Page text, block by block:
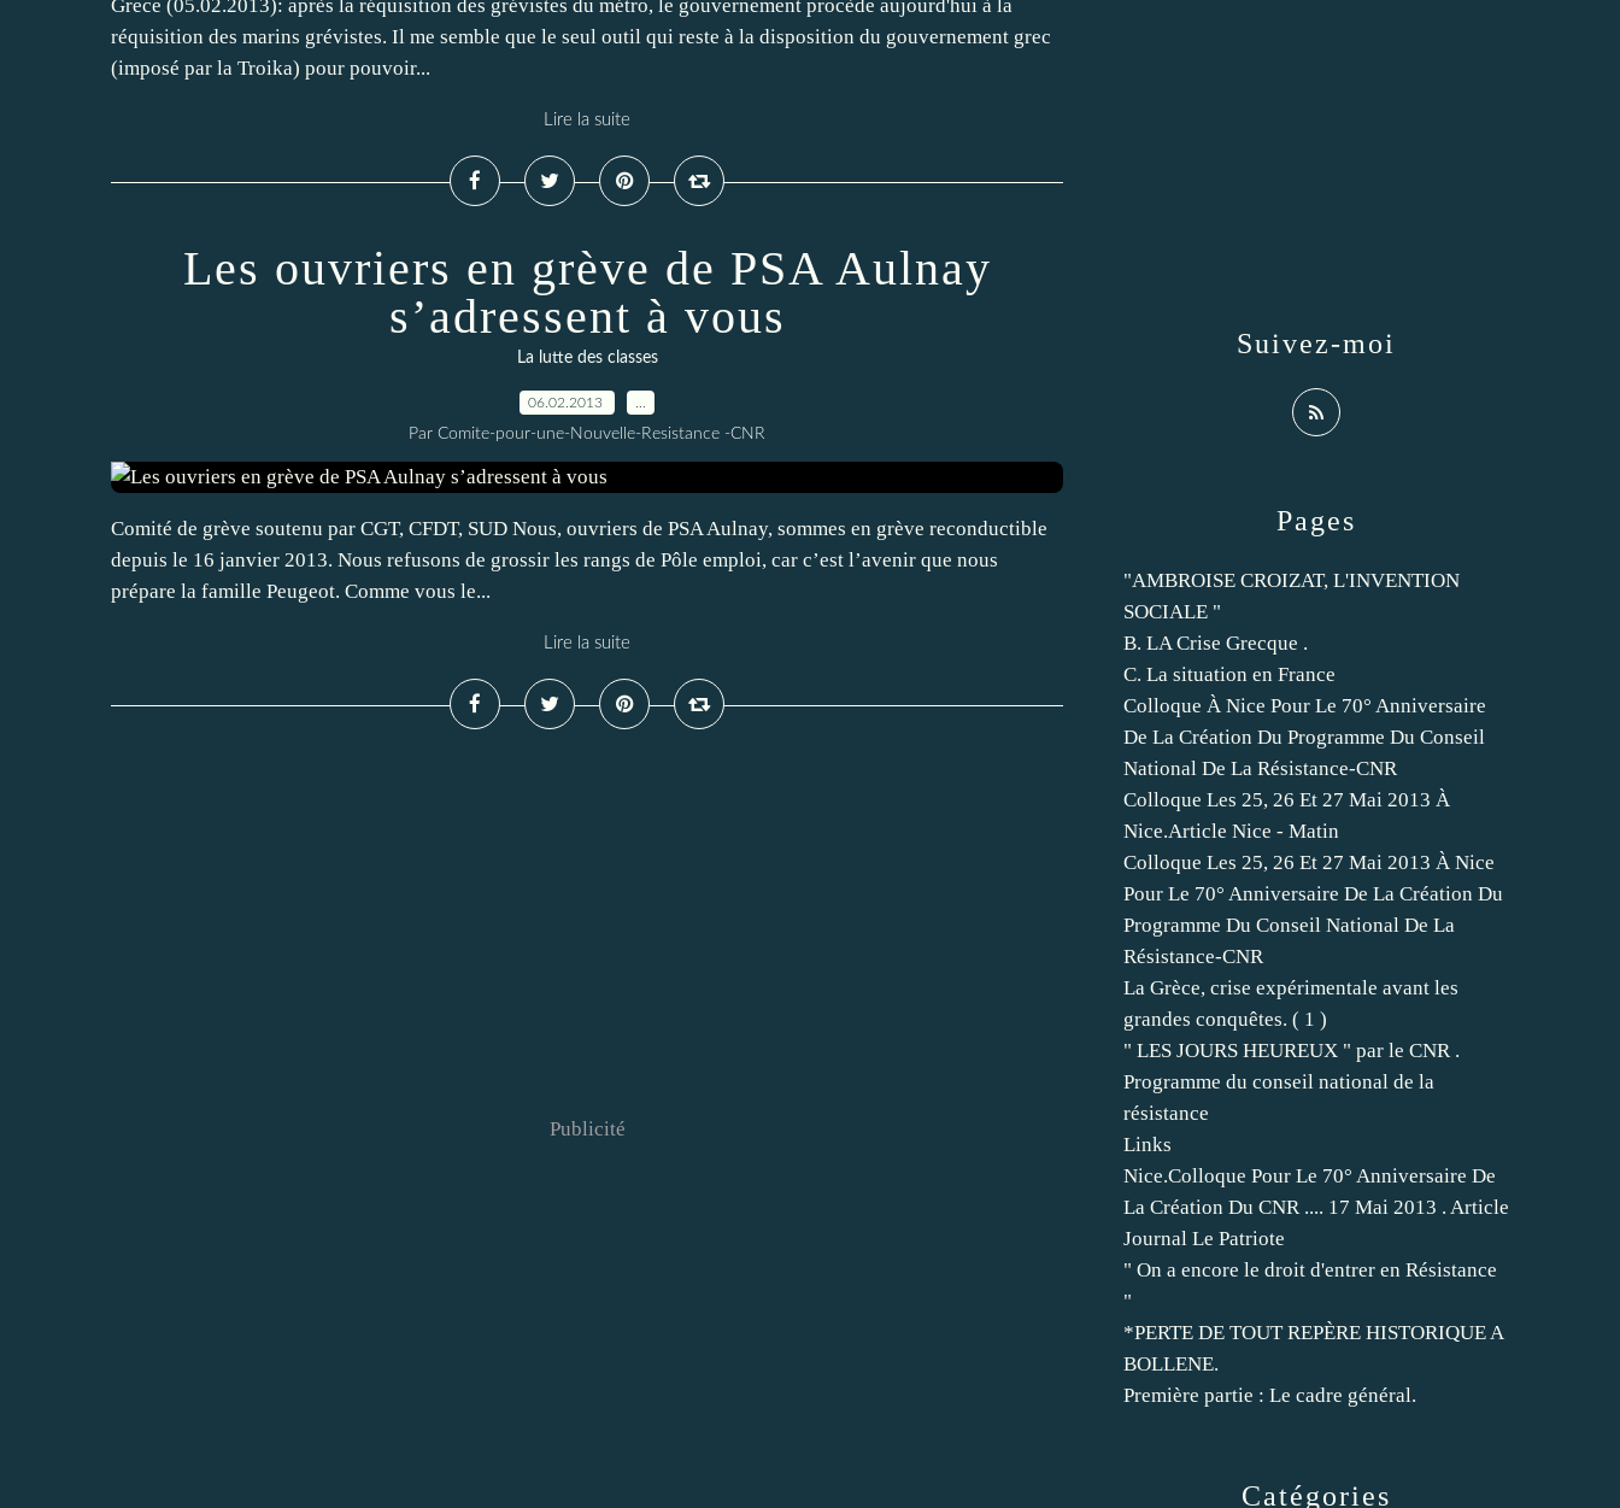
Grece (05.02.2013): après la réquisition des grévistes du métro, le gouvernement procède aujourd'hui à la
réquisition des marins grévistes. Il me semble que le seul outil qui reste à la disposition du gouvernement grec
(imposé par la Troika) pour pouvoir...
Lire la suite
Les ouvriers en grève de PSA Aulnay
s’adressent à vous
La lutte des classes
06.02.2013
Par Comite-pour-une-Nouvelle-Resistance -CNR
Comité de grève soutenu par CGT, CFDT, SUD Nous, ouvriers de PSA Aulnay, sommes en grève reconductible
depuis le 16 janvier 2013. Nous refusons de grossir les rangs de Pôle emploi, car c’est l’avenir que nous
prépare la famille Peugeot. Comme vous le...
Lire la suite
Publicité
Catégories
Pages
"AMBROISE CROIZAT, L'INVENTION
SOCIALE "
B. LA Crise Grecque .
C. La situation en France
Colloque À Nice Pour Le 70° Anniversaire
De La Création Du Programme Du Conseil
National De La Résistance-CNR
Colloque Les 25, 26 Et 27 Mai 2013 À
Nice.Article Nice - Matin
Colloque Les 25, 26 Et 27 Mai 2013 À Nice
Pour Le 70° Anniversaire De La Création Du
Programme Du Conseil National De La
Résistance-CNR
La Grèce, crise expérimentale avant les
grandes conquêtes. ( 1 )
" LES JOURS HEUREUX " par le CNR .
Programme du conseil national de la
résistance
Links
Nice.Colloque Pour Le 70° Anniversaire De
La Création Du CNR .... 17 Mai 2013 . Article
Journal Le Patriote
" On a encore le droit d'entrer en Résistance
"
*PERTE DE TOUT REPÈRE HISTORIQUE A
BOLLENE.
Première partie : Le cadre général.
Suivez-moi